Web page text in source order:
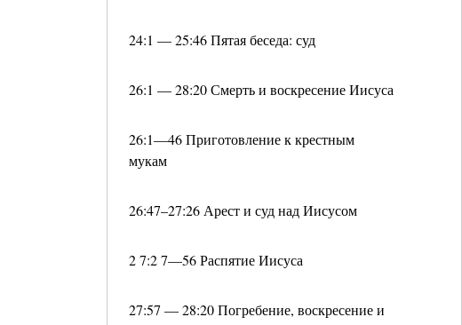
24:1 — 25:46 Пятая беседа: суд
26:1 — 28:20 Смерть и воскресение Иисуса
26:1—46 Приготовление к крестным
мукам
26:47–27:26 Арест и суд над Иисусом
2 7:2 7—56 Распятие Иисуса
27:57 — 28:20 Погребение, воскресение и